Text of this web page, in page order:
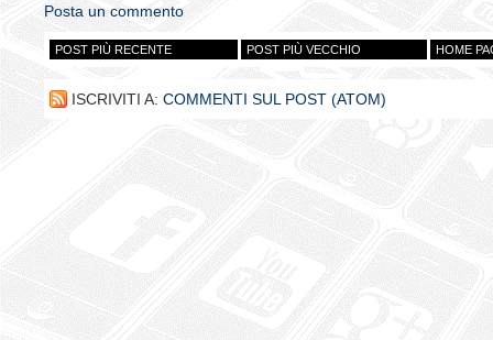
Posta un commento
POST PIÙ RECENTE POST PIÙ VECCHIO HOME
ISCRIVITI A: COMMENTI SUL POST (ATOM)